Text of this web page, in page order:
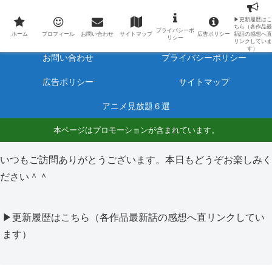
最新アニメのあらすじと感想をネタバレ有りで毎日更新しています。
ホーム プロフィール
お問い合わせ プライバシーポリシー
広告ポリシー サイトマップ
アニメ見放題６選
本ページはプロモーションが含まれています。
いつもご訪問ありがとうございます。本日もどうぞお楽しみく
ださい＾＾
▶更新履歴はこちら（各作品最新話の感想へ直リンクしてい
ます）
ホーム プロフィール お問い合わせ サイトマップ
プライバシーポ
リシー
広告ポリシー
▶更新履歴はこ
ちら（各作品最
新話の感想へ直
リンクしていま
す）